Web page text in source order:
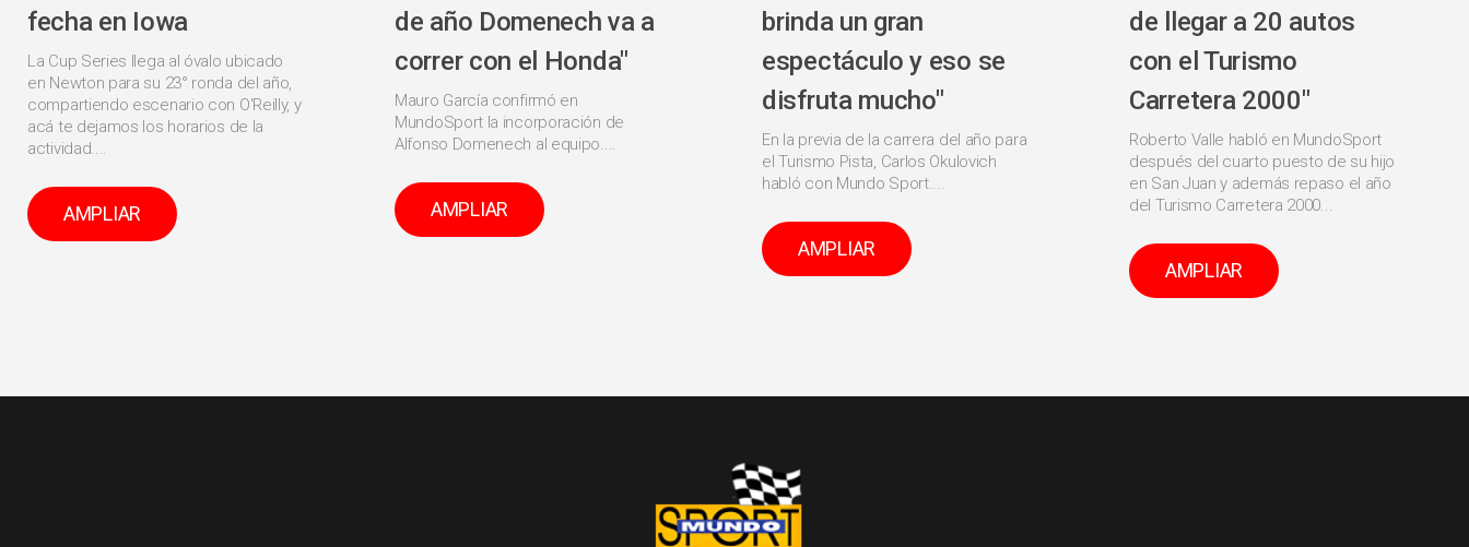
fecha en Iowa
La Cup Series llega al óvalo ubicado
en Newton para su 23° ronda del año,
compartiendo escenario con O'Reilly, y
acá te dejamos los horarios de la
actividad....
AMPLIAR
de año Domenech va a
correr con el Honda"
Mauro García confirmó en
MundoSport la incorporación de
Alfonso Domenech al equipo....
AMPLIAR
brinda un gran
espectáculo y eso se
disfruta mucho"
En la previa de la carrera del año para
el Turismo Pista, Carlos Okulovich
habló con Mundo Sport....
AMPLIAR
de llegar a 20 autos
con el Turismo
Carretera 2000"
Roberto Valle habló en MundoSport
después del cuarto puesto de su hijo
en San Juan y además repaso el año
del Turismo Carretera 2000...
AMPLIAR